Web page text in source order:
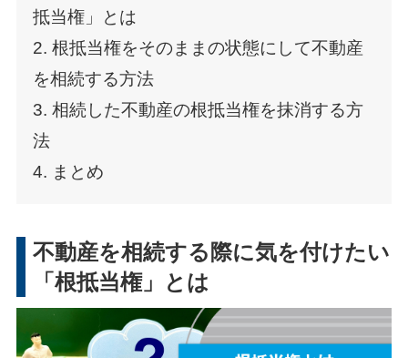
抵当権」とは
2. 根抵当権をそのままの状態にして不動産
を相続する方法
3. 相続した不動産の根抵当権を抹消する方
法
4. まとめ
不動産を相続する際に気を付けたい
「根抵当権」とは